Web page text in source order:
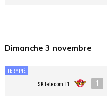
Dimanche 3 novembre
TERMINÉ
SK telecom T1 1